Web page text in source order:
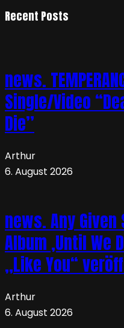
Recent Posts
news.
Single/Video
Die”
Arthur
6. August 2026
news. Any
Album ‚Until We
„Like You“
Arthur
6. August 2026